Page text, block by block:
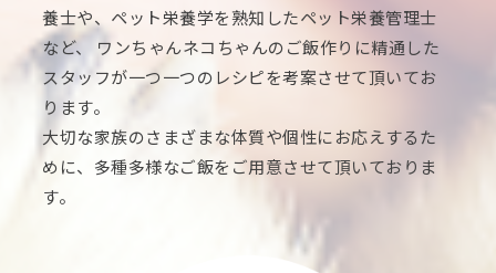
養士や、ペット栄養学を熟知したペット栄養管理士
など、 ワンちゃんネコちゃんのご飯作りに精通した
スタッフが一つ一つのレシピを考案させて頂いてお
ります。
大切な家族のさまざまな体質や個性にお応えするた
めに、多種多様なご飯をご用意させて頂いておりま
す。